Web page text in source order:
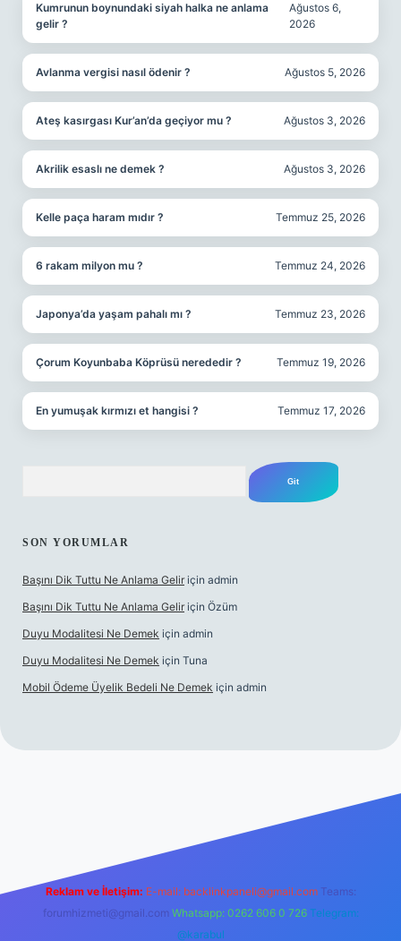
Kumrunun boynundaki siyah halka ne anlama
gelir ?
Ağustos 6,
2026
Avlanma vergisi nasıl ödenir ? Ağustos 5, 2026
Ateş kasırgası Kur’an’da geçiyor mu ? Ağustos 3, 2026
Akrilik esaslı ne demek ? Ağustos 3, 2026
Kelle paça haram mıdır ? Temmuz 25, 2026
6 rakam milyon mu ? Temmuz 24, 2026
Japonya’da yaşam pahalı mı ? Temmuz 23, 2026
Çorum Koyunbaba Köprüsü nerededir ? Temmuz 19, 2026
En yumuşak kırmızı et hangisi ? Temmuz 17, 2026
SON YORUMLAR
Başını Dik Tuttu Ne Anlama Gelir için admin
Başını Dik Tuttu Ne Anlama Gelir için Özüm
Duyu Modalitesi Ne Demek için admin
Duyu Modalitesi Ne Demek için Tuna
Mobil Ödeme Üyelik Bedeli Ne Demek için admin
Reklam ve İletişim: E-mail: backlinkpaneli@gmail.com Teams:
forumhizmeti@gmail.com Whatsapp: 0262 606 0 726 Telegram:
@karabul